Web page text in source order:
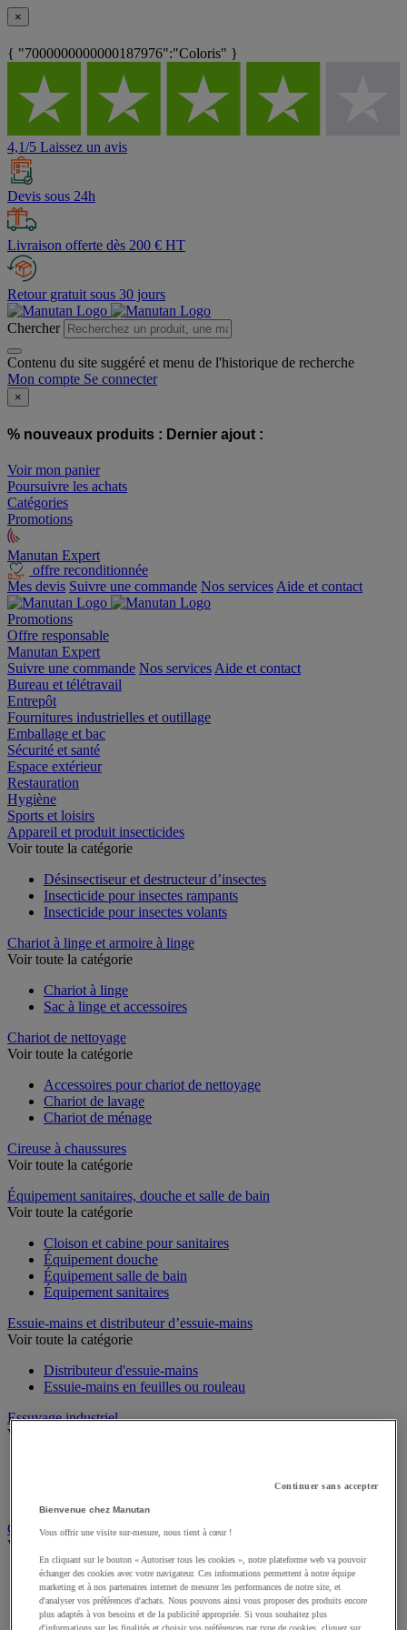
×
{ "7000000000000187976":"Coloris" }
4,1/5 Laissez un avis
Devis sous 24h
Livraison offerte dès 200 € HT
Retour gratuit sous 30 jours
Chercher
Contenu du site suggéré et menu de l'historique de recherche
Mon compte Se connecter
×
% nouveaux produits : Dernier ajout :
Voir mon panier
Poursuivre les achats
Catégories
Promotions
Manutan Expert
offre reconditionnée
Mes devis Suivre une commande Nos services Aide et contact
Promotions
Offre responsable
Manutan Expert
Suivre une commande Nos services Aide et contact
Bureau et télétravail
Entrepôt
Fournitures industrielles et outillage
Emballage et bac
Sécurité et santé
Espace extérieur
Restauration
Hygiène
Sports et loisirs
Appareil et produit insecticides
Voir toute la catégorie
Désinsectiseur et destructeur d’insectes
Insecticide pour insectes rampants
Insecticide pour insectes volants
Chariot à linge et armoire à linge
Voir toute la catégorie
Chariot à linge
Sac à linge et accessoires
Chariot de nettoyage
Voir toute la catégorie
Accessoires pour chariot de nettoyage
Chariot de lavage
Chariot de ménage
Cireuse à chaussures
Voir toute la catégorie
Équipement sanitaires, douche et salle de bain
Voir toute la catégorie
Cloison et cabine pour sanitaires
Équipement douche
Équipement salle de bain
Équipement sanitaires
Essuie-mains et distributeur d’essuie-mains
Voir toute la catégorie
Distributeur d'essuie-mains
Essuie-mains en feuilles ou rouleau
Essuyage industriel
Voir toute la catégorie
Gestion des déchets
Voir toute la catégorie
Benne
Big bag
Cendrier-poubelle et cendrier
Poubelle d’intérieur et d’extérieur
Continuer sans accepter
Bienvenue chez Manutan
Vous offrir une visite sur-mesure, nous tient à cœur !
En cliquant sur le bouton « Autoriser tous les cookies », notre plateforme web va pouvoir
échanger des cookies avec votre navigateur. Ces informations permettent à notre équipe
marketing et à nos partenaires internet de mesurer les performances de notre site, et
d'analyser vos préférences d'achats. Nous pouvons ainsi vous proposer des produits encore
plus adaptés à vos besoins et de la publicité appropriée. Si vous souhaitez plus
d'informations sur les finalités et choisir vos préférences par type de cookies, cliquez sur